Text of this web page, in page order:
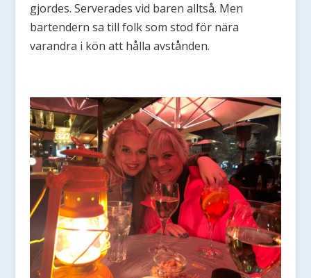
gjordes. Serverades vid baren alltså. Men
bartendern sa till folk som stod för nära
varandra i kön att hålla avstånden.